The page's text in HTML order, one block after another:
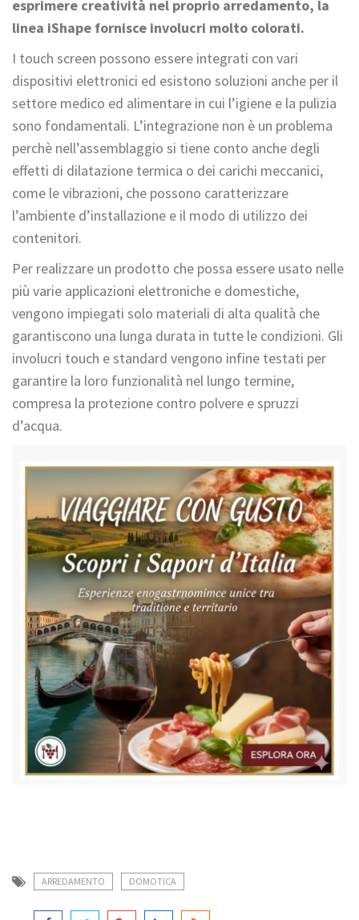
esprimere creatività nel proprio arredamento, la
linea iShape fornisce involucri molto colorati.
I touch screen possono essere integrati con vari
dispositivi elettronici ed esistono soluzioni anche per il
settore medico ed alimentare in cui l’igiene e la pulizia
sono fondamentali. L’integrazione non è un problema
perchè nell’assemblaggio si tiene conto anche degli
effetti di dilatazione termica o dei carichi meccanici,
come le vibrazioni, che possono caratterizzare
l’ambiente d’installazione e il modo di utilizzo dei
contenitori.
Per realizzare un prodotto che possa essere usato nelle
più varie applicazioni elettroniche e domestiche,
vengono impiegati solo materiali di alta qualità che
garantiscono una lunga durata in tutte le condizioni. Gli
involucri touch e standard vengono infine testati per
garantire la loro funzionalità nel lungo termine,
compresa la protezione contro polvere e spruzzi
d’acqua.
ARREDAMENTO DOMOTICA